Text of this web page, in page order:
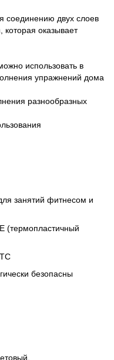
соединению двух слоев
оказывает
использовать в
упражнений дома
разнообразных
занятий фитнесом и
(термопластичный
безопасны